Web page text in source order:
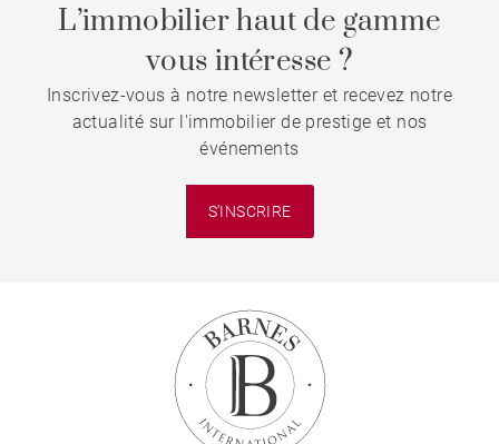
L’immobilier haut de gamme
vous intéresse ?
Inscrivez-vous à notre newsletter et recevez notre
actualité sur l'immobilier de prestige et nos
événements
S'INSCRIRE